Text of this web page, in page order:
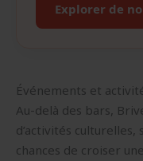
Explorer de
Événements et
Au-delà des bars,
d’activités
chances de croiser